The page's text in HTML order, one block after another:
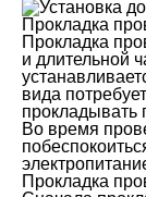
Прокладка
Прокладка
и длительной
вида
прокладывать
Во время
Прокладка